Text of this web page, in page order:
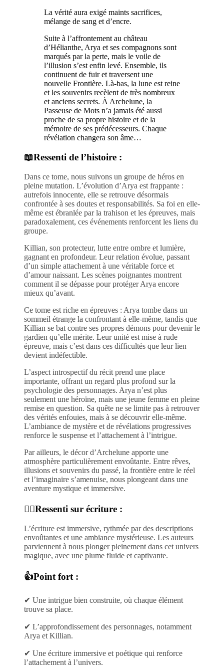
La vérité aura exigé maints sacrifices,
mélange de sang et d’encre.
Suite à l’affrontement au château
d’Hélianthe, Arya et ses compagnons sont
marqués par la perte, mais le voile de
l’illusion s’est enfin levé. Ensemble, ils
continuent de fuir et traversent une
nouvelle Frontière. Là-bas, la lune est reine
et les souvenirs recèlent de très nombreux
et anciens secrets. À Archelune, la
Passeuse de Mots n’a jamais été aussi
proche de sa propre histoire et de la
mémoire de ses prédécesseurs. Chaque
révélation changera son âme…
📖Ressenti de l’histoire :
Dans ce tome, nous suivons un groupe de héros en
pleine mutation. L’évolution d’Arya est frappante :
autrefois innocente, elle se retrouve désormais
confrontée à ses doutes et responsabilités. Sa foi en elle-
même est ébranlée par la trahison et les épreuves, mais
paradoxalement, ces événements renforcent les liens du
groupe.
Killian, son protecteur, lutte entre ombre et lumière,
gagnant en profondeur. Leur relation évolue, passant
d’un simple attachement à une véritable force et
d’amour naissant. Les scènes poignantes montrent
comment il se dépasse pour protéger Arya encore
mieux qu’avant.
Ce tome est riche en épreuves : Arya tombe dans un
sommeil étrange la confrontant à elle-même, tandis que
Killian se bat contre ses propres démons pour devenir le
gardien qu’elle mérite. Leur unité est mise à rude
épreuve, mais c’est dans ces difficultés que leur lien
devient indéfectible.
L’aspect introspectif du récit prend une place
importante, offrant un regard plus profond sur la
psychologie des personnages. Arya n’est plus
seulement une héroïne, mais une jeune femme en pleine
remise en question. Sa quête ne se limite pas à retrouver
des vérités enfouies, mais à se découvrir elle-même.
L’ambiance de mystère et de révélations progressives
renforce le suspense et l’attachement à l’intrigue.
Par ailleurs, le décor d’Archelune apporte une
atmosphère particulièrement envoûtante. Entre rêves,
illusions et souvenirs du passé, la frontière entre le réel
et l’imaginaire s’amenuise, nous plongeant dans une
aventure mystique et immersive.
✍🏻Ressenti sur écriture :
L’écriture est immersive, rythmée par des descriptions
envoûtantes et une ambiance mystérieuse. Les auteurs
parviennent à nous plonger pleinement dans cet univers
magique, avec une plume fluide et captivante.
👍Point fort :
✔ Une intrigue bien construite, où chaque élément
trouve sa place.
✔ L’approfondissement des personnages, notamment
Arya et Killian.
✔ Une écriture immersive et poétique qui renforce
l’attachement à l’univers.